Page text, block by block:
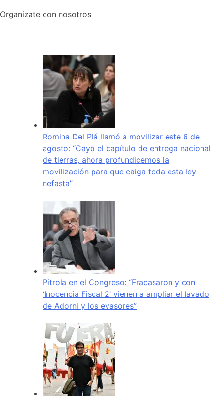
Organizate con nosotros
Romina Del Plá llamó a movilizar este 6 de
agosto: “Cayó el capítulo de entrega nacional
de tierras, ahora profundicemos la
movilización para que caiga toda esta ley
nefasta”
Pitrola en el Congreso: “Fracasaron y con
‘Inocencia Fiscal 2’ vienen a ampliar el lavado
de Adorni y los evasores”